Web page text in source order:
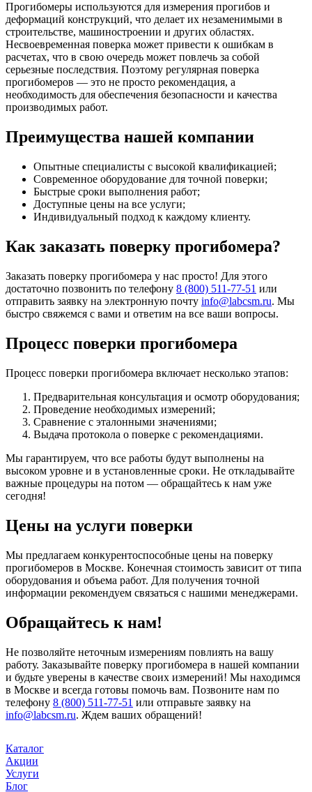
Прогибомеры используются для измерения прогибов и
деформаций конструкций, что делает их незаменимыми в
строительстве, машиностроении и других областях.
Несвоевременная поверка может привести к ошибкам в
расчетах, что в свою очередь может повлечь за собой
серьезные последствия. Поэтому регулярная поверка
прогибомеров — это не просто рекомендация, а
необходимость для обеспечения безопасности и качества
производимых работ.
Преимущества нашей компании
Опытные специалисты с высокой квалификацией;
Современное оборудование для точной поверки;
Быстрые сроки выполнения работ;
Доступные цены на все услуги;
Индивидуальный подход к каждому клиенту.
Как заказать поверку прогибомера?
Заказать поверку прогибомера у нас просто! Для этого
достаточно позвонить по телефону 8 (800) 511-77-51 или
отправить заявку на электронную почту info@labcsm.ru. Мы
быстро свяжемся с вами и ответим на все ваши вопросы.
Процесс поверки прогибомера
Процесс поверки прогибомера включает несколько этапов:
Предварительная консультация и осмотр оборудования;
Проведение необходимых измерений;
Сравнение с эталонными значениями;
Выдача протокола о поверке с рекомендациями.
Мы гарантируем, что все работы будут выполнены на
высоком уровне и в установленные сроки. Не откладывайте
важные процедуры на потом — обращайтесь к нам уже
сегодня!
Цены на услуги поверки
Мы предлагаем конкурентоспособные цены на поверку
прогибомеров в Москве. Конечная стоимость зависит от типа
оборудования и объема работ. Для получения точной
информации рекомендуем связаться с нашими менеджерами.
Обращайтесь к нам!
Не позволяйте неточным измерениям повлиять на вашу
работу. Заказывайте поверку прогибомера в нашей компании
и будьте уверены в качестве своих измерений! Мы находимся
в Москве и всегда готовы помочь вам. Позвоните нам по
телефону 8 (800) 511-77-51 или отправьте заявку на
info@labcsm.ru. Ждем ваших обращений!
Каталог
Акции
Услуги
Блог